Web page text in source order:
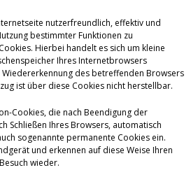
nutzerfreundlich, effektiv und
bestimmter Funktionen zu
Hierbei handelt es sich um kleine
Ihres Internetbrowsers
des betreffenden Browsers
ist über diese Cookies nicht herstellbar.
Cookies, die nach Beendigung der
Schließen Ihres Browsers, automatisch
sogenannte permanente Cookies ein.
und erkennen auf diese Weise Ihren
wieder.